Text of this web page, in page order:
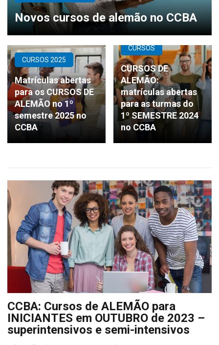
Novos cursos de alemão no CCBA
CURSOS 2025
Matrículas abertas
para os CURSOS DE
ALEMÃO no 1º
semestre 2025 no
CCBA
CURSOS
CURSOS DE
ALEMÃO:
matrículas abertas
para as turmas do
1º SEMESTRE 2024
no CCBA
CCBA: Cursos de ALEMÃO para
INICIANTES em OUTUBRO de 2023 –
superintensivos e semi-intensivos